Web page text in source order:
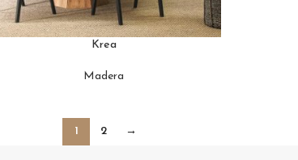
Krea
Madera
1 2 →